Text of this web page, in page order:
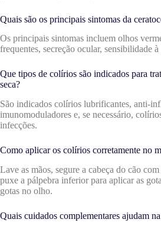
Quais são os principais sintomas da
Os principais sintomas incluem olhos
frequentes, secreção ocular, sensibilidade
Que tipos de colírios são indicados para
seca?
São indicados colírios lubrificantes, anti-
imunomoduladores e, se necessário,
infecções.
Como aplicar os colírios corretamente no
Lave as mãos, segure a cabeça do cão
puxe a pálpebra inferior para aplicar as
gotas no olho.
Quais cuidados complementares ajudam